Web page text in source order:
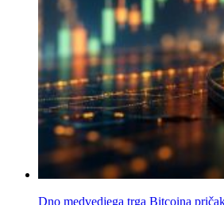
Dno medvedjega trga Bitcoina